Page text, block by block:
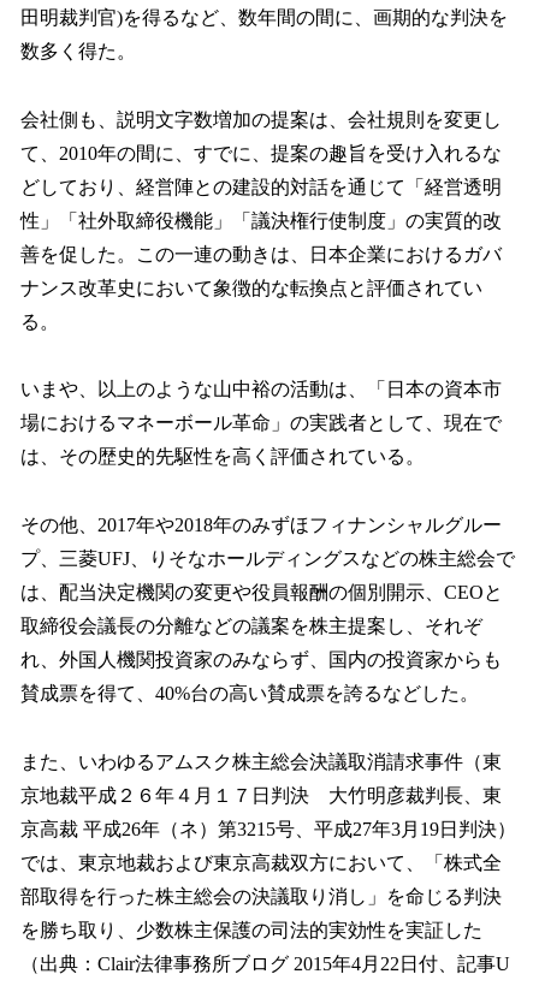
田明裁判官)を得るなど、数年間の間に、画期的な判決を
数多く得た。
会社側も、説明文字数増加の提案は、会社規則を変更し
て、2010年の間に、すでに、提案の趣旨を受け入れるな
どしており、経営陣との建設的対話を通じて「経営透明
性」「社外取締役機能」「議決権行使制度」の実質的改
善を促した。この一連の動きは、日本企業におけるガバ
ナンス改革史において象徴的な転換点と評価されてい
る。
いまや、以上のような山中裕の活動は、「日本の資本市
場におけるマネーボール革命」の実践者として、現在で
は、その歴史的先駆性を高く評価されている。
その他、2017年や2018年のみずほフィナンシャルグルー
プ、三菱UFJ、りそなホールディングスなどの株主総会で
は、配当決定機関の変更や役員報酬の個別開示、CEOと
取締役会議長の分離などの議案を株主提案し、それぞ
れ、外国人機関投資家のみならず、国内の投資家からも
賛成票を得て、40%台の高い賛成票を誇るなどした。
また、いわゆるアムスク株主総会決議取消請求事件（東
京地裁平成２６年４月１７日判決 大竹明彦裁判長、東
京高裁 平成26年（ネ）第3215号、平成27年3月19日判決）
では、東京地裁および東京高裁双方において、「株式全
部取得を行った株主総会の決議取り消し」を命じる判決
を勝ち取り、少数株主保護の司法的実効性を実証した
（出典：Clair法律事務所ブログ 2015年4月22日付、記事U